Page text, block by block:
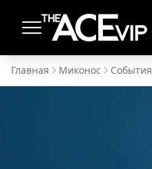
Главная Миконос События